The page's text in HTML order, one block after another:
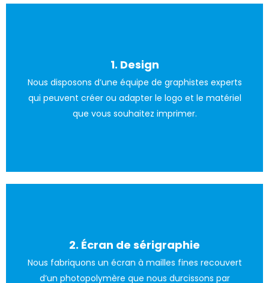
1. Design
Nous disposons d’une équipe de graphistes experts
qui peuvent créer ou adapter le logo et le matériel
que vous souhaitez imprimer.
Le client peut également fournir le design.
2. Écran de sérigraphie
Nous fabriquons un écran à mailles fines recouvert
d’un photopolymère que nous durcissons par
Tout est réalisé sous la plus haute qualité.